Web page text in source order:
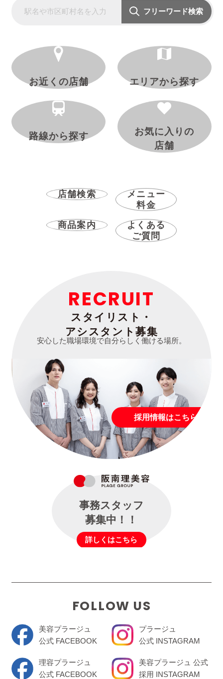
フリーワード検索
お近くの店舗 エリアから探す
路線から探す
お気に入りの
店舗
店舗検索
メニュー
料金
商品案内
よくある
ご質問
RECRUIT
スタイリスト・
アシスタント募集
安心した職場環境で自分らしく働ける場所。
採用情報はこちら
事務スタッフ
募集中！！
詳しくはこちら
FOLLOW US
美容プラージュ
公式 FACEBOOK
理容プラージュ
公式 FACEBOOK
プラージュ
公式 INSTAGRAM
美容プラージュ 公式
採用 INSTAGRAM